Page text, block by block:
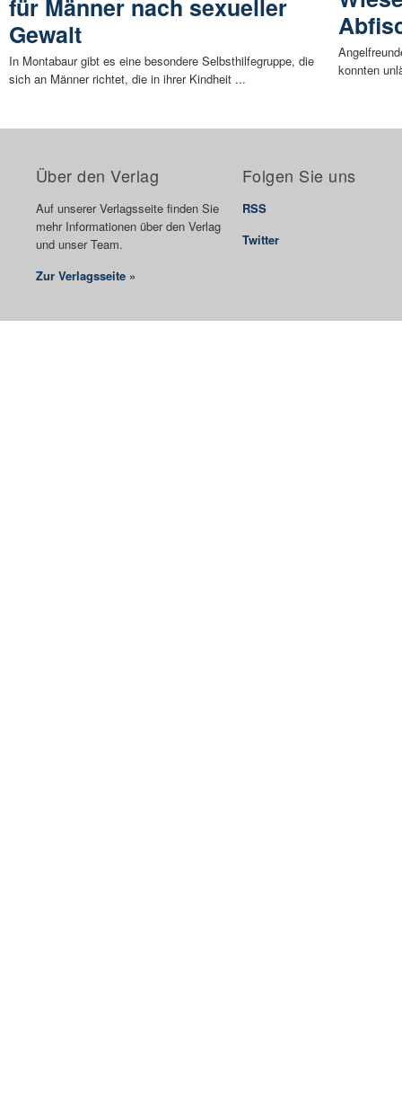
für Männer nach sexueller
Gewalt
In Montabaur gibt es eine besondere Selbsthilfegruppe, die
sich an Männer richtet, die in ihrer Kindheit ...
konnten
Über den Verlag
Auf unserer Verlagsseite finden Sie
mehr Informationen über den Verlag
und unser Team.
Zur Verlagsseite »
Folgen Sie uns
RSS
Twitter